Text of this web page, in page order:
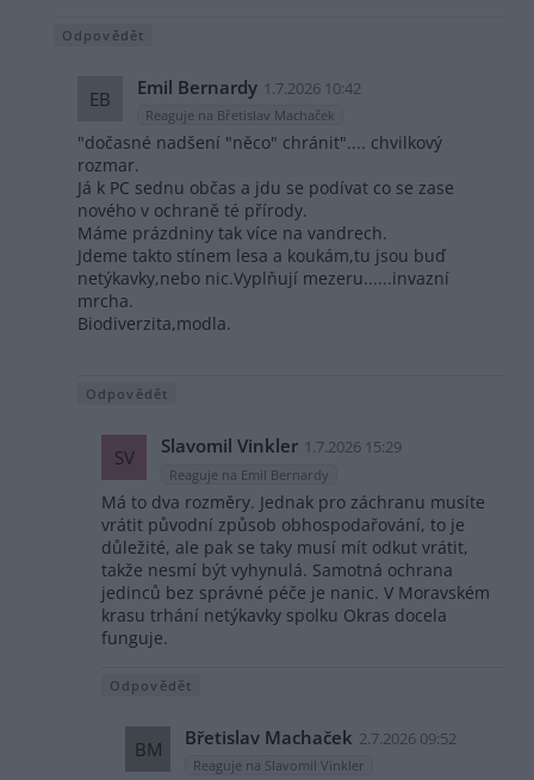
Odpovědět
EB Emil Bernardy 1.7.2026 10:42
Reaguje na Břetislav Machaček
"dočasné nadšení "něco" chránit".... chvilkový
rozmar.
Já k PC sednu občas a jdu se podívat co se zase
nového v ochraně té přírody.
Máme prázdniny tak více na vandrech.
Jdeme takto stínem lesa a koukám,tu jsou buď
netýkavky,nebo nic.Vyplňují mezeru......invazní
mrcha.
Biodiverzita,modla.
Odpovědět
SV Slavomil Vinkler 1.7.2026 15:29
Reaguje na Emil Bernardy
Má to dva rozměry. Jednak pro záchranu musíte
vrátit původní způsob obhospodařování, to je
důležité, ale pak se taky musí mít odkut vrátit,
takže nesmí být vyhynulá. Samotná ochrana
jedinců bez správné péče je nanic. V Moravském
krasu trhání netýkavky spolku Okras docela
funguje.
Odpovědět
BM Břetislav Machaček 2.7.2026 09:52
Reaguje na Slavomil Vinkler